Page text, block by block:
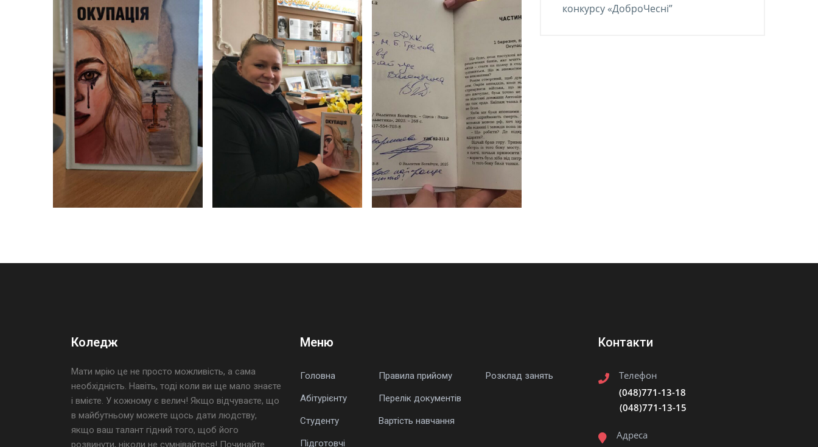
конкурсу «ДоброЧесні”
Коледж
Мати мрію це не просто можливість, а сама
необхідність. Навіть, тоді коли ви ще мало знаєте
і вмієте. У кожному є велич! Якщо відчуваєте, що
в майбутньому можете щось дати людству,
якщо ваш талант гідний того, щоб його
розвинути, ніколи не сумнівайтеся! Починайте
Меню
Головна
Абітурієнту
Студенту
Підготовчі
Правила прийому
Перелік документів
Вартість навчання
Розклад занять
Контакти
Телефон
(048)771-13-18
(048)771-13-15
Адреса